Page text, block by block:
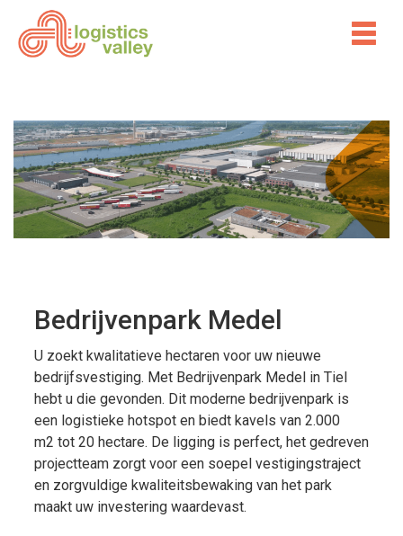
Bedrijvenpark Medel
U zoekt kwalitatieve hectaren voor uw nieuwe
bedrijfsvestiging. Met Bedrijvenpark Medel in Tiel
hebt u die gevonden. Dit moderne bedrijvenpark is
een logistieke hotspot en biedt kavels van 2.000
m2 tot 20 hectare. De ligging is perfect, het gedreven
projectteam zorgt voor een soepel vestigingstraject
en zorgvuldige kwaliteitsbewaking van het park
maakt uw investering waardevast.